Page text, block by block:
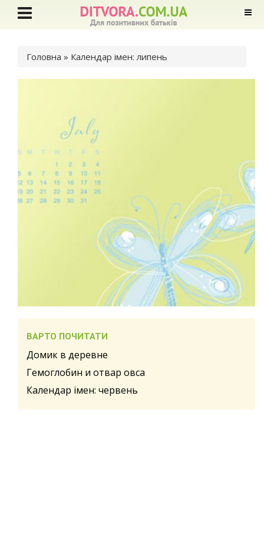
Ви є тут
Головна » Календар імен: липень
ВАРТО ПОЧИТАТИ
Домик в деревне
Гемоглобин и отвар овса
Календар імен: червень